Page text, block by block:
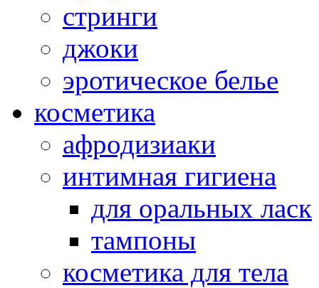
стринги
джоки
эротическое белье
косметика
афродизиаки
интимная гигиена
для оральных ласк
тампоны
косметика для тела